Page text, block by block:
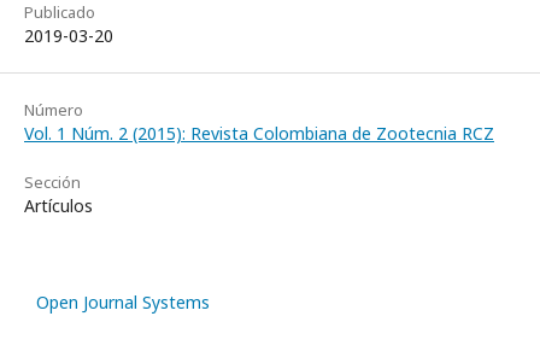
Publicado
2019-03-20
Número
Vol. 1 Núm. 2 (2015): Revista Colombiana de Zootecnia RCZ
Sección
Artículos
Open Journal Systems